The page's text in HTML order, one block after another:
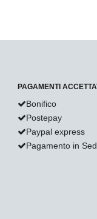
PAGAMENTI
Bonifico
Postepay
Paypal express
Pagamento in